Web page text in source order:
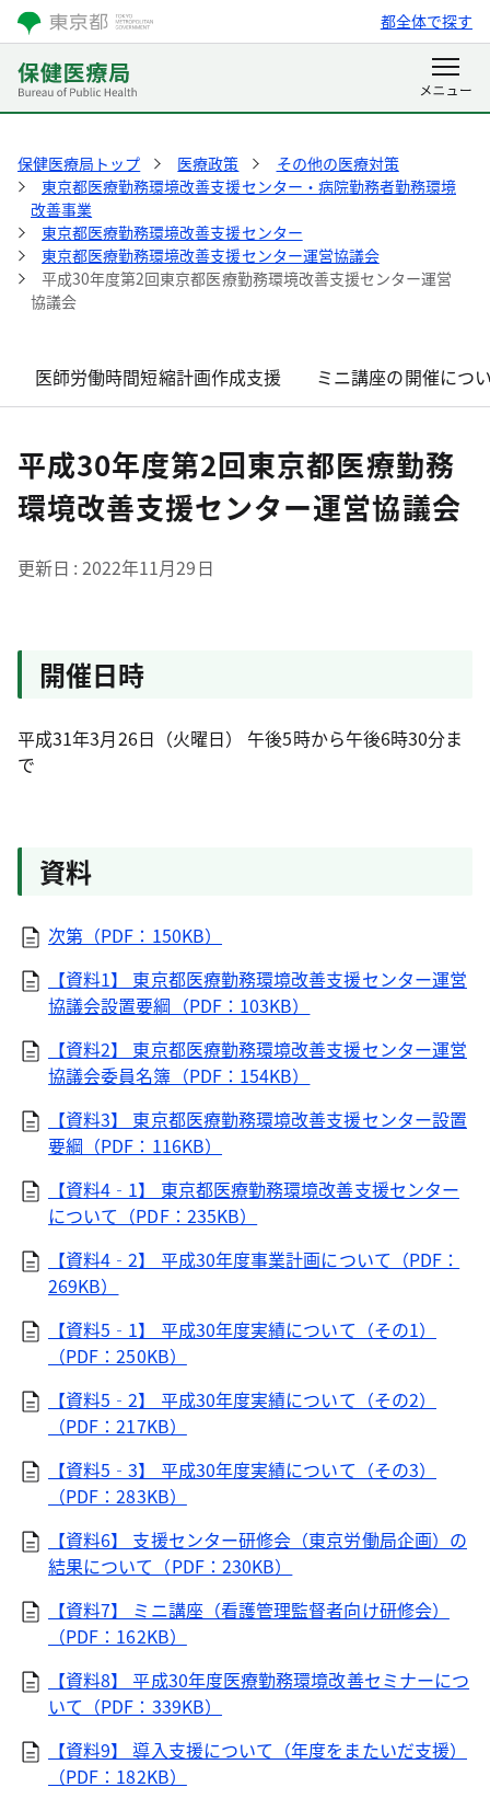
都全体で探す
保健医療局トップ 医療政策
その他の医療対策
東京都医療勤務環境改善支援センター・病院勤務者勤務環境
改善事業
東京都医療勤務環境改善支援センター
東京都医療勤務環境改善支援センター運営協議会
平成30年度第2回東京都医療勤務環境改善支援センター運営
協議会
医師労働時間短縮計画作成支援 ミニ講座の開催につ
平成30年度第2回東京都医療勤務
環境改善支援センター運営協議会
更新日 2022年11月29日
開催日時
平成31年3月26日（火曜日） 午後5時から午後6時30分ま
で
資料
次第（PDF：150KB）
【資料1】 東京都医療勤務環境改善支援センター運営
協議会設置要綱（PDF：103KB）
【資料2】 東京都医療勤務環境改善支援センター運営
協議会委員名簿（PDF：154KB）
【資料3】 東京都医療勤務環境改善支援センター設置
要綱（PDF：116KB）
【資料4‐1】 東京都医療勤務環境改善支援センター
について（PDF：235KB）
【資料4‐2】 平成30年度事業計画について（PDF：
269KB）
【資料5‐1】 平成30年度実績について（その1）
（PDF：250KB）
【資料5‐2】 平成30年度実績について（その2）
（PDF：217KB）
【資料5‐3】 平成30年度実績について（その3）
（PDF：283KB）
【資料6】 支援センター研修会（東京労働局企画）の
結果について（PDF：230KB）
【資料7】 ミニ講座（看護管理監督者向け研修会）
（PDF：162KB）
【資料8】 平成30年度医療勤務環境改善セミナーにつ
いて（PDF：339KB）
【資料9】 導入支援について（年度をまたいだ支援）
（PDF：182KB）